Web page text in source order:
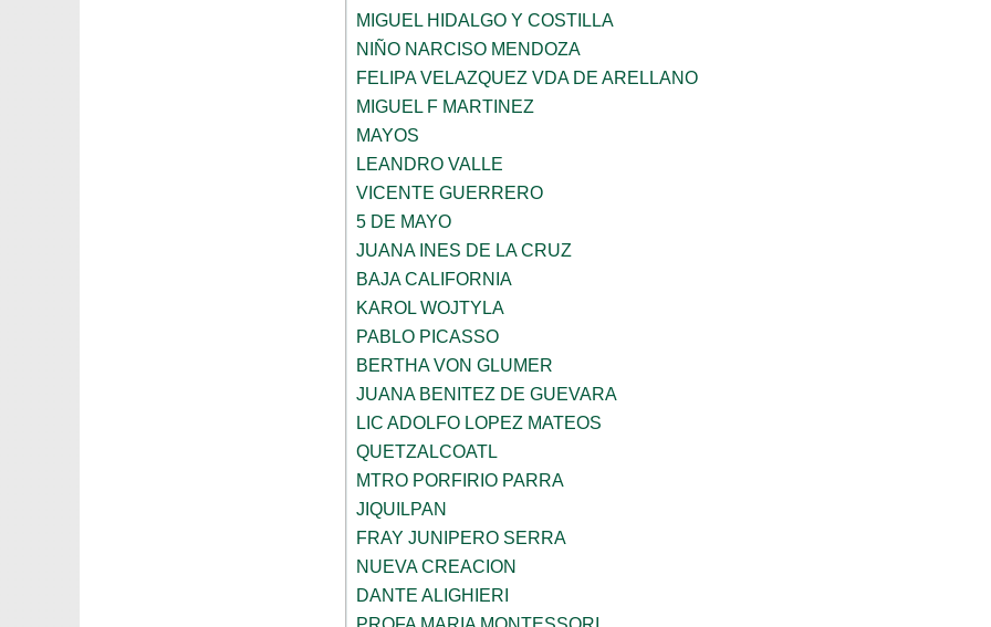
MIGUEL HIDALGO Y COSTILLA
NIÑO NARCISO MENDOZA
FELIPA VELAZQUEZ VDA DE ARELLANO
MIGUEL F MARTINEZ
MAYOS
LEANDRO VALLE
VICENTE GUERRERO
5 DE MAYO
JUANA INES DE LA CRUZ
BAJA CALIFORNIA
KAROL WOJTYLA
PABLO PICASSO
BERTHA VON GLUMER
JUANA BENITEZ DE GUEVARA
LIC ADOLFO LOPEZ MATEOS
QUETZALCOATL
MTRO PORFIRIO PARRA
JIQUILPAN
FRAY JUNIPERO SERRA
NUEVA CREACION
DANTE ALIGHIERI